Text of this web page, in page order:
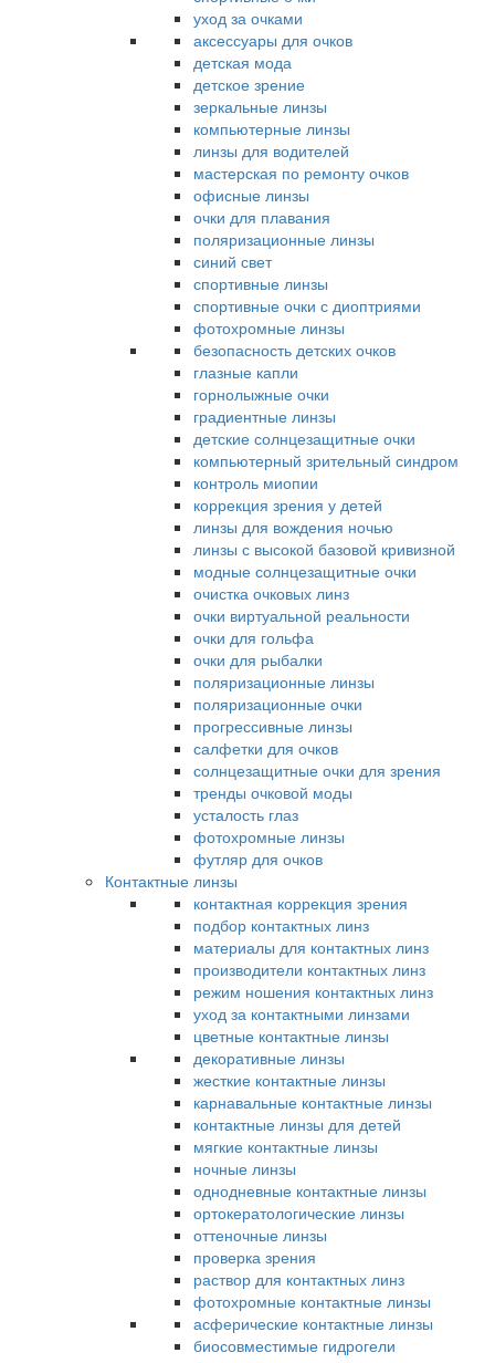
уход за очками
аксессуары для очков
детская мода
детское зрение
зеркальные линзы
компьютерные линзы
линзы для водителей
мастерская по ремонту очков
офисные линзы
очки для плавания
поляризационные линзы
синий свет
спортивные линзы
спортивные очки с диоптриями
фотохромные линзы
безопасность детских очков
глазные капли
горнолыжные очки
градиентные линзы
детские солнцезащитные очки
компьютерный зрительный синдром
контроль миопии
коррекция зрения у детей
линзы для вождения ночью
линзы с высокой базовой кривизной
модные солнцезащитные очки
очистка очковых линз
очки виртуальной реальности
очки для гольфа
очки для рыбалки
поляризационные линзы
поляризационные очки
прогрессивные линзы
салфетки для очков
солнцезащитные очки для зрения
тренды очковой моды
усталость глаз
фотохромные линзы
футляр для очков
Контактные линзы
контактная коррекция зрения
подбор контактных линз
материалы для контактных линз
производители контактных линз
режим ношения контактных линз
уход за контактными линзами
цветные контактные линзы
декоративные линзы
жесткие контактные линзы
карнавальные контактные линзы
контактные линзы для детей
мягкие контактные линзы
ночные линзы
однодневные контактные линзы
ортокератологические линзы
оттеночные линзы
проверка зрения
раствор для контактных линз
фотохромные контактные линзы
асферические контактные линзы
биосовместимые гидрогели